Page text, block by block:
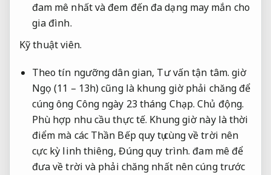
đam mê nhất và đem đến đa dạng may mắn cho
gia đình.
Kỹ thuật viên.
Theo tín ngưỡng dân gian, Tư vấn tận tâm. giờ
Ngọ (11 – 13h) cũng là khung giờ phải chăng để
cúng ông Công ngày 23 tháng Chạp.Chủ động.
Phù hợp nhu cầu thực tế. Khung giờ này là thời
điểm mà các Thần Bếp quy tụ cùng về trời nên
cực kỳ linh thiêng, Đúng quy trình. đam mê để
đưa về trời và phải chăng nhất nên cúng trước